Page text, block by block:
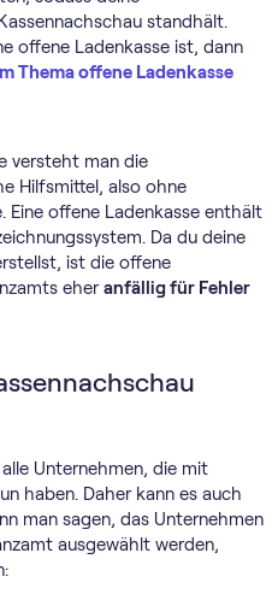
standhält.
offene Ladenkasse ist, dann
Thema offene Ladenkasse
versteht man die
Hilfsmittel, also ohne
Eine offene Ladenkasse enthält
Da du deine
ist die offene
eheranfällig für Fehler
Unternehmen, die mit
haben. Daher kann es auch
man sagen, das Unternehmen
ausgewählt werden,